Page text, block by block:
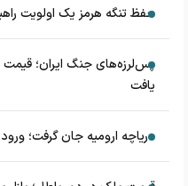
حفظ تنگه هرمز یک اولویت
پس‌لرزه‌های جنگ ایران؛
یافت
دریاچه ارومیه جان گرفت؛ ورود بیش از ۴.۵